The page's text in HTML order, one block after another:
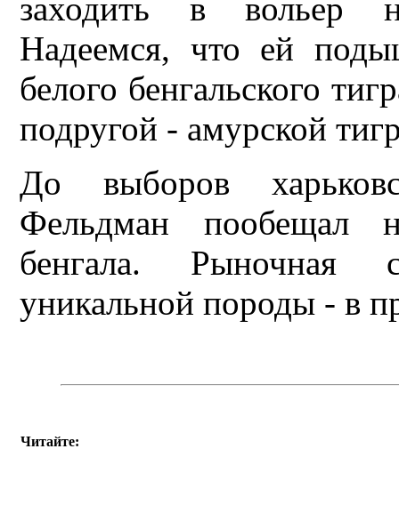
заходить в вольер
Надеемся, что ей
белого бенгальского
подругой - амурской
До выборов
Фельдман пообещал
бенгала. Рыночная
уникальной породы - в
Читайте: